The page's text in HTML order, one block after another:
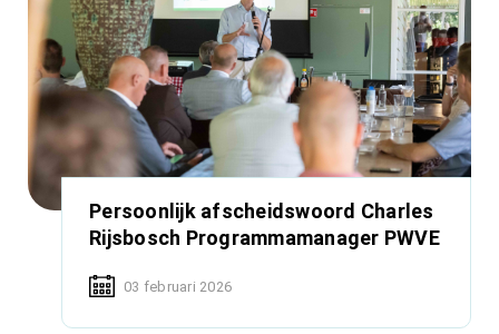
Persoonlijk afscheidswoord Charles
Rijsbosch Programmamanager PWVE
03 februari 2026